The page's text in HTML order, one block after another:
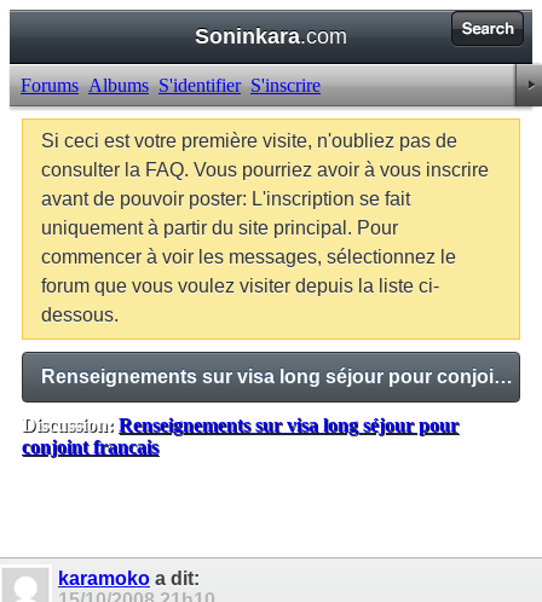
Soninkara.com
Forums Albums S'identifier S'inscrire
Si ceci est votre première visite, n'oubliez pas de
consulter la FAQ. Vous pourriez avoir à vous inscrire
avant de pouvoir poster: L'inscription se fait
uniquement à partir du site principal. Pour
commencer à voir les messages, sélectionnez le
forum que vous voulez visiter depuis la liste ci-
dessous.
Renseignements sur visa long séjour pour conjoint francais
Discussion: Renseignements sur visa long séjour pour
conjoint francais
karamoko a dit: